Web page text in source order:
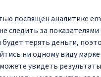
посвящен аналитике
следить за
терять деньги,
ни одному виду
увидеть